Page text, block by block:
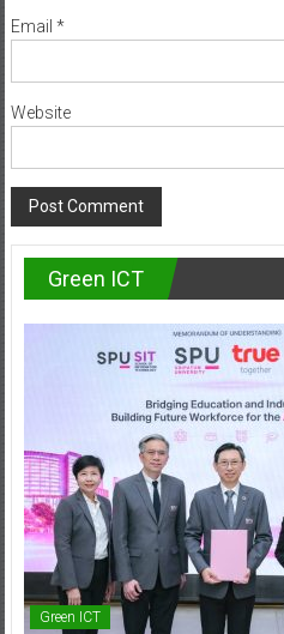
Email *
Website
Green ICT
Green ICT